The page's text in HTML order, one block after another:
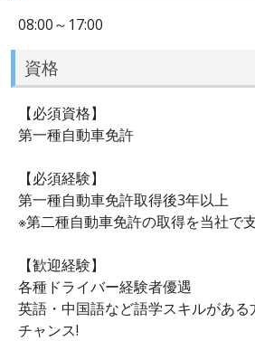
08:00～17:00
資格
【必須資格】
第一種自動車免許
【必須経験】
第一種自動車免許取得後3年以上
※第二種自動車免許の取得を当社で
【歓迎経験】
各種ドライバー経験者優遇
英語・中国語など語学スキルがあ
チャンス!